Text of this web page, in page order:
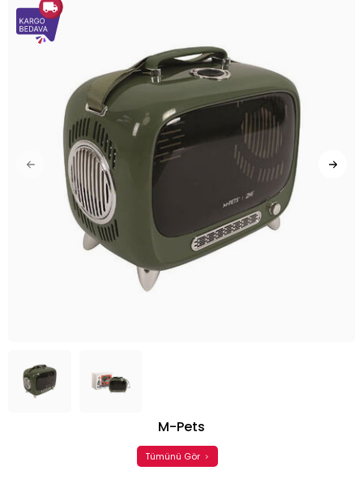
M-Pets
Tümünü Gör